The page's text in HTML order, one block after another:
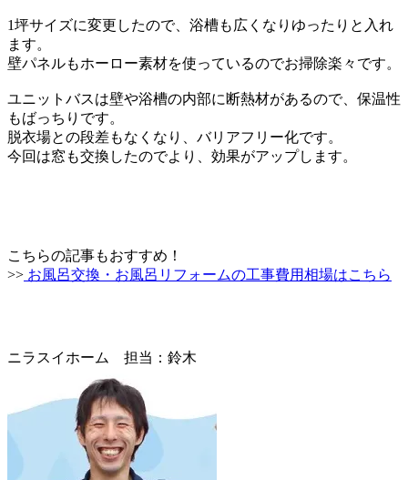
1坪サイズに変更したので、浴槽も広くなり ゆったりと入れ
ます。
壁パネルもホーロー素材を使っているのでお掃除楽々です。
ユニットバスは壁や浴槽の内部に断熱材があるので、保温性
もばっちりです。
脱衣場との段差もなくなり、バリアフリー化です。
今回は窓も交換したのでより、効果がアップします。
こちらの記事もおすすめ！
>> お風呂交換・お風呂リフォームの工事費用相場はこちら
ニラスイホーム 担当：鈴木